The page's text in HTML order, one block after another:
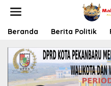
Beranda Berita Politik